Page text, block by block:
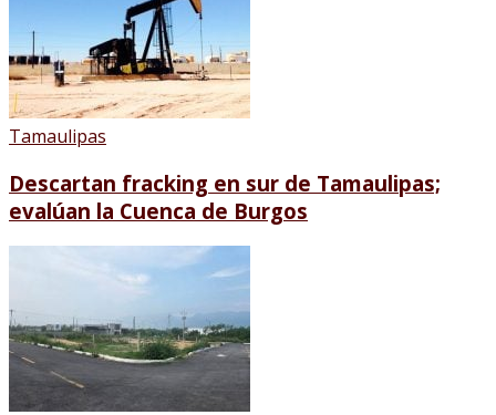
Tamaulipas
Descartan fracking en sur de Tamaulipas;
evalúan la Cuenca de Burgos